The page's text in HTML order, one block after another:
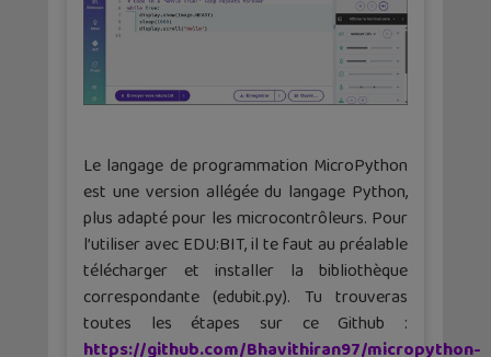
Le langage de programmation MicroPython
est une version allégée du langage Python,
plus adapté pour les microcontrôleurs. Pour
l’utiliser avec EDU:BIT, il te faut au préalable
télécharger et installer la bibliothèque
correspondante (edubit.py). Tu trouveras
toutes les étapes sur ce Github :
https://github.com/Bhavithiran97/micropython-